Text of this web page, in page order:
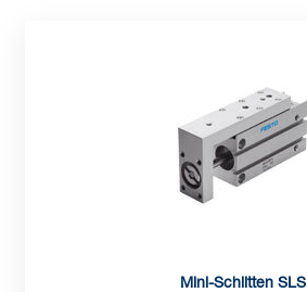
Mini-Schlitten SLS